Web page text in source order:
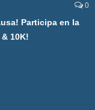
0
Participa en la
& 10K!